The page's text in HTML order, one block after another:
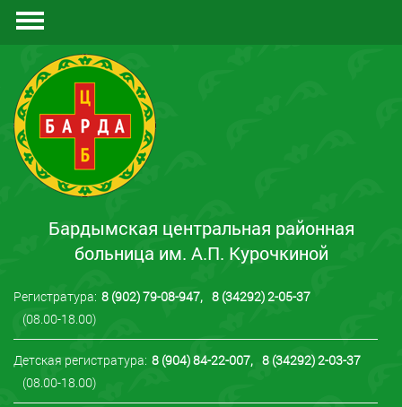
Контакты
Бардымская центральная районная
больница им. А.П. Курочкиной
Регистратура: 8 (902) 79-08-947, 8 (34292) 2-05-37
(08.00-18.00)
Детская регистратура: 8 (904) 84-22-007, 8 (34292) 2-03-37
(08.00-18.00)